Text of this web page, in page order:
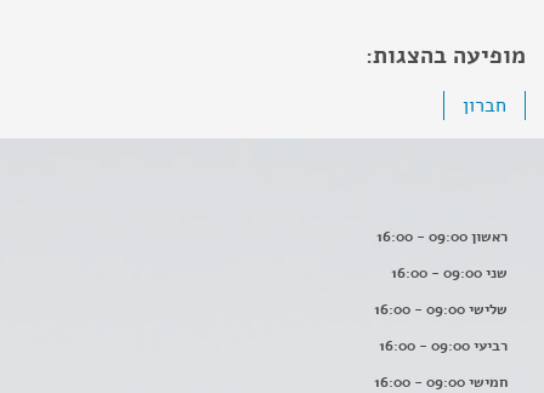
מופיעה בהצגות:
חברון
ראשון 09:00 - 16:00
שני 09:00 - 16:00
שלישי 09:00 - 16:00
רביעי 09:00 - 16:00
חמישי 09:00 - 16:00